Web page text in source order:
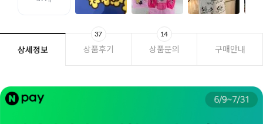
상세정보 상품후기
37
상품문의
14
구매안내